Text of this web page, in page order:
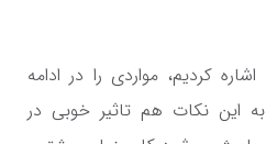
کردیم، مواردی را در ادامه
این نکات هم تاثیر خوبی در